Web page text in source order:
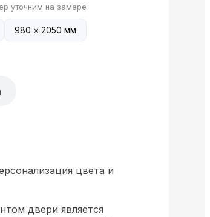
уточним на замере
980 × 2050 мм
цвета и
двери является